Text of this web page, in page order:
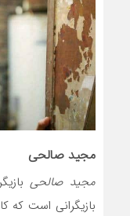
مجید صالحی
مجید صالحی
بازیگرانی است که